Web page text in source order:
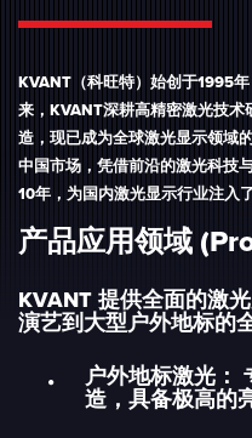
KVANT（科旺特）始创于1995
来，KVANT深耕高精密激光技术
造，现已成为全球激光显示领域
中国市场，凭借前沿的激光科技
10年，为国内激光显示行业注入
产品应用领域
KVANT 提供全面的激
演艺到大型户外地标的
户外地标激光：
造，具备极高的